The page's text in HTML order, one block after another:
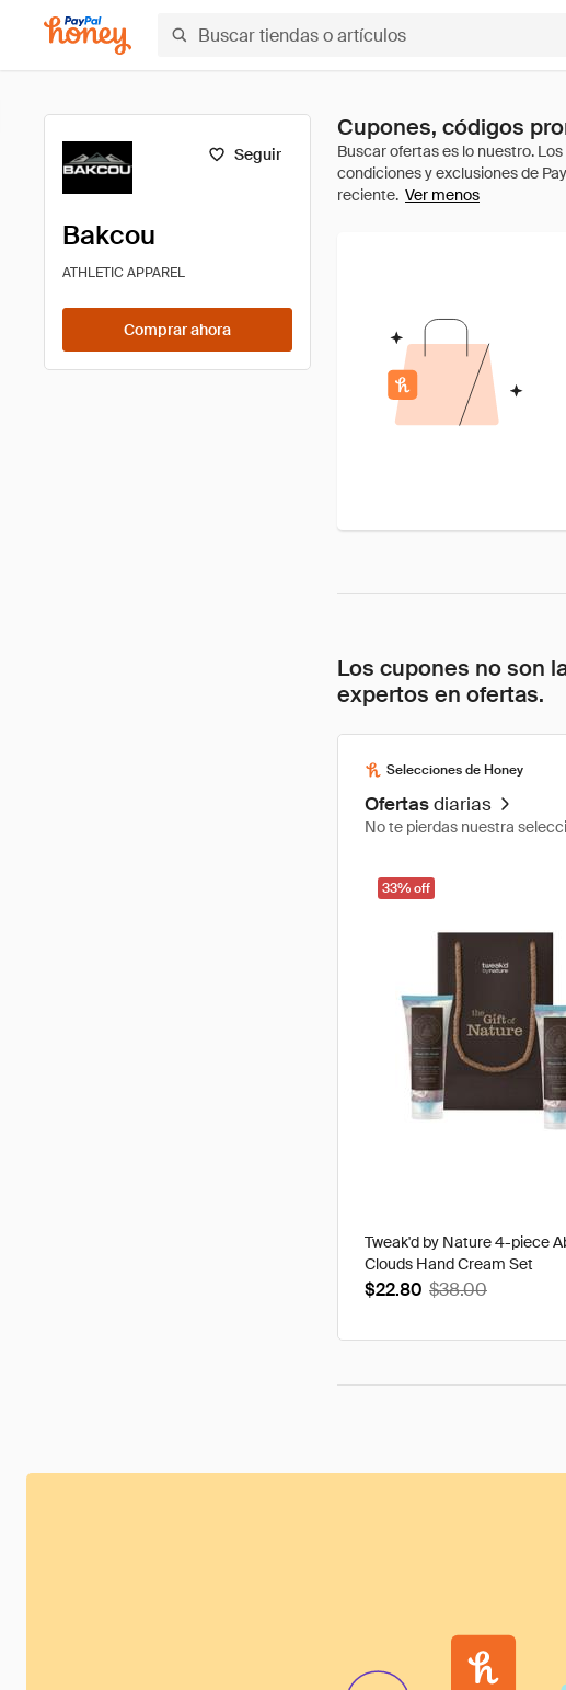
Seguir
Bakcou
ATHLETIC APPAREL
Comprar ahora
Cupones, códigos
Ver menos
Los cupones no son
expertos en ofertas.
Selecciones de Honey
Ofertasdiarias
No te pierdas nuestra
33% off
Tweak'd by Nature 4-piece
Clouds Hand Cream Set
$22.80 $38.00